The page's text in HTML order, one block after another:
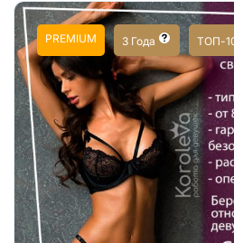
PREMIUM 3 Года ТОП-